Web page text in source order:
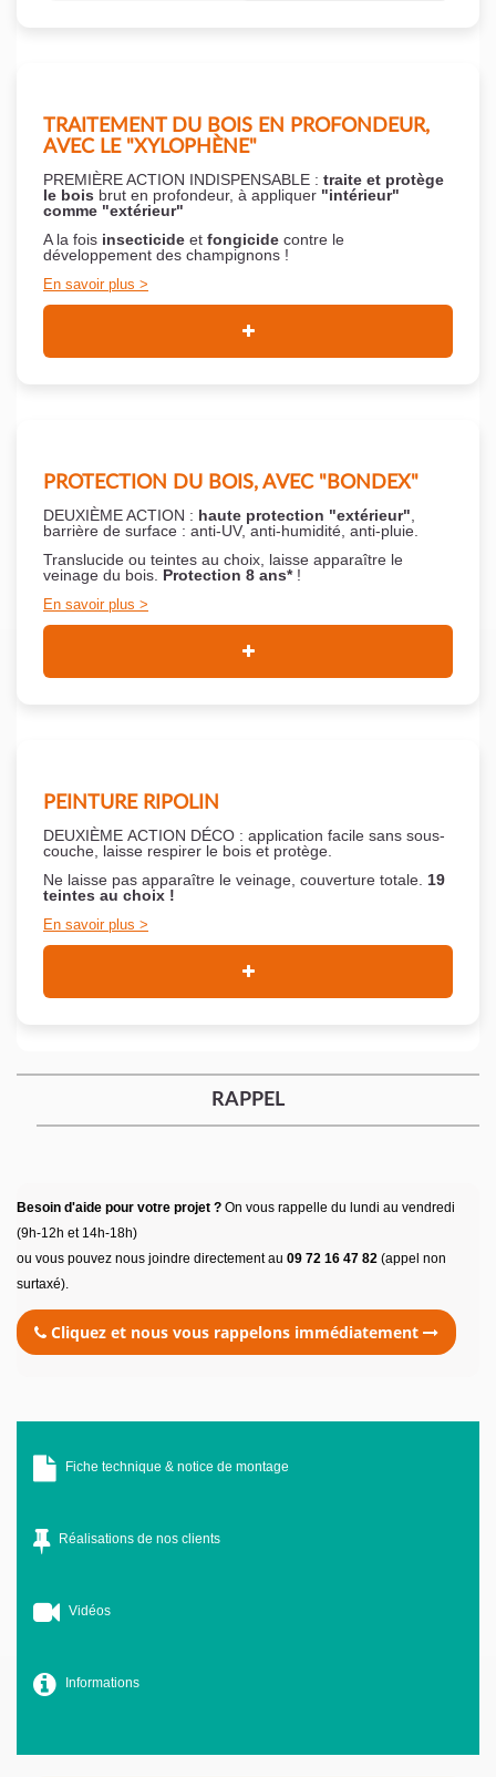
TRAITEMENT DU BOIS EN PROFONDEUR,
AVEC LE "XYLOPHÈNE"
PREMIÈRE ACTION INDISPENSABLE : traite et protège
le bois brut en profondeur, à appliquer "intérieur"
comme "extérieur"
A la fois insecticide et fongicide contre le
développement des champignons !
En savoir plus
PROTECTION DU BOIS, AVEC "BONDEX"
DEUXIÈME ACTION : haute protection "extérieur"
barrière de surface : anti-UV, anti-humidité, anti-pluie.
Translucide ou teintes au choix, laisse apparaître le
veinage du bois. Protection 8 ans*!
En savoir plus
PEINTURE RIPOLIN
DEUXIÈME ACTION DÉCO : application facile sans sous-
couche, laisse respirer le bois et protège.
Ne laisse pas apparaître le veinage, couverture totale. 19
teintes au choix !
En savoir plus
RAPPEL
Besoin d'aide pour votre projet ? On vous rappelle du lundi au vendredi
(9h-12h et 14h-18h)
ou vous pouvez nous joindre directement au 09 72 16 47 82 (appel non
surtaxé).
Cliquez et nous vous rappelons immédiatement
Fiche technique & notice de montage
Réalisations de nos clients
Vidéos
Informations